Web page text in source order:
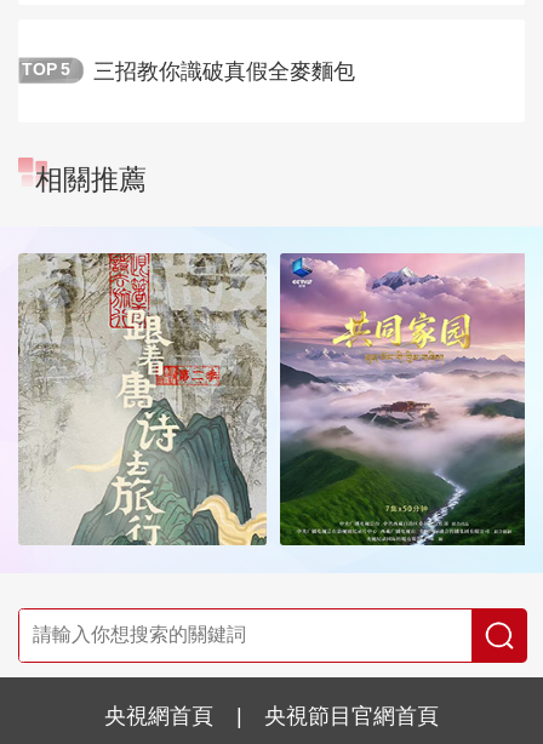
TOP 5 三招教你識破真假全麥麵包
相關推薦
央視網首頁 | 央視節目官網首頁